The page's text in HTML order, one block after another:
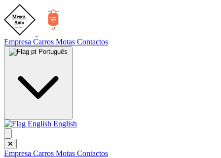
Empresa Carros Motas Contactos
Português
English
Empresa Carros Motas Contactos